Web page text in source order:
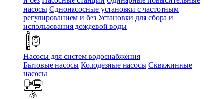
насосы Однонасосные установки с частотным
регулированием и без Установки для сбора и
использования дождевой воды
Насосы для систем водоснабжения
Бытовые насосы Колодезные насосы Скважинные
насосы